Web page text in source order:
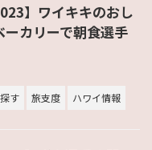
】ワイキキのおし
ーカリーで朝食選手
す 旅支度 ハワイ情報